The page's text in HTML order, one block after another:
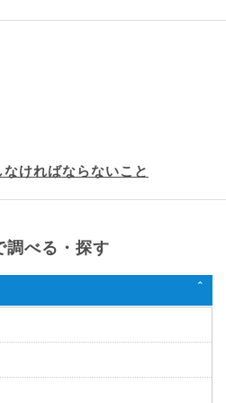
ければならないこと
調べる・探す